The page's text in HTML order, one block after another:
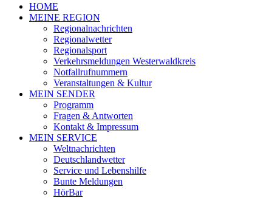
HOME
MEINE REGION
Regionalnachrichten
Regionalwetter
Regionalsport
Verkehrsmeldungen Westerwaldkreis
Notfallrufnummern
Veranstaltungen & Kultur
MEIN SENDER
Programm
Fragen & Antworten
Kontakt & Impressum
MEIN SERVICE
Weltnachrichten
Deutschlandwetter
Service und Lebenshilfe
Bunte Meldungen
HörBar